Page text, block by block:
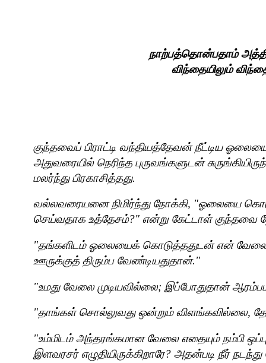
நாற்பத்தொன்பதாம்
விந்தையிலும்
குந்தவைப் பிராட்டி வந்தியத்தேவன் நீட்டிய
அதுவரையில் நெரிந்த புருவங்களுடன்
மலர்ந்து பிரகாசித்தது.
வல்லவரையனை நிமிர்ந்து நோக்கி, "ஓலையை
செய்வதாக உத்தேசம்?" என்று கேட்டாள் குந்தவை
"தங்களிடம் ஓலையைக் கொடுத்ததுடன் என்
ஊருக்குத் திரும்ப வேண்டியதுதான்."
"உமது வேலை முடியவில்லை; இப்போதுதான்
"தாங்கள் சொல்லுவது ஒன்றும் விளங்கவில்லை,
"உம்மிடம் அந்தரங்கமான வேலை எதையும் நம்பி
இளவரசர் எழுதியிருக்கிறாரே? அதன்படி நீர்